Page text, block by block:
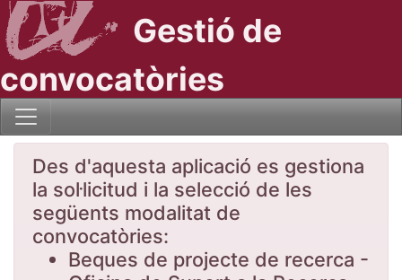
Gestió de
convocatòries
Des d'aquesta aplicació es gestiona
la sol·licitud i la selecció de les
següents modalitat de
convocatòries:
Beques de projecte de recerca -